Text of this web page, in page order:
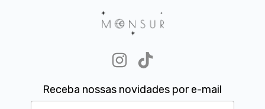
Receba nossas novidades por e-mail